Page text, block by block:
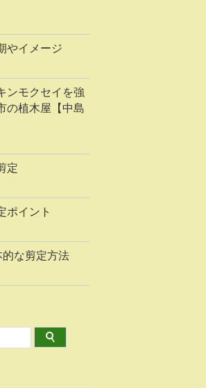
やイメージ
ンモクセイを強
の植木屋【中島
定
ポイント
な剪定方法